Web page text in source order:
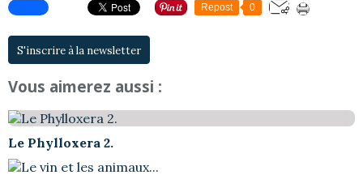
Repost 0
S'inscrire à la newsletter
Vous aimerez aussi :
Le Phylloxera 2.